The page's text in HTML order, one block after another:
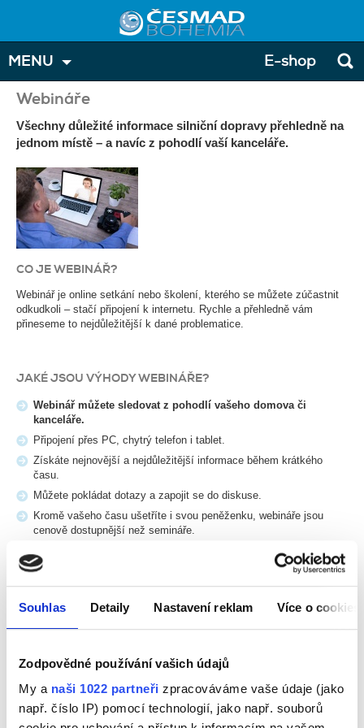
Souhlas Detaily Nastavení reklam Více o cookies
Zodpovědné používání vašich údajů
My a naši 1022 partneři zpracováváme vaše údaje (jako
např. číslo IP) pomocí technologií, jako např. souborů
Webináře
Všechny důležité informace silniční dopravy přehledně na
jednom místě – a navíc z pohodlí vaší kanceláře.
CO JE WEBINÁŘ?
Webinář je online setkání nebo školení, kterého se můžete zúčastnit
odkudkoli – stačí připojení k internetu. Rychle a přehledně vám
přineseme to nejdůležitější k dané problematice.
JAKÉ JSOU VÝHODY WEBINÁŘE?
Webinář můžete sledovat z pohodlí vašeho domova či
kanceláře.
Připojení přes PC, chytrý telefon i tablet.
Získáte nejnovější a nejdůležitější informace během krátkého
času.
Můžete pokládat dotazy a zapojit se do diskuse.
Kromě vašeho času ušetříte i svou peněženku, webináře jsou
cenově dostupnější než semináře.
Pokud potřebujete detailně probrat záležitosti týkající se vaší
firmy, vyberte si z velké škálykonzultačních seminářů, které jsou
NABÍDKA ŠKOLENÍ
Termín
MENU E-shop